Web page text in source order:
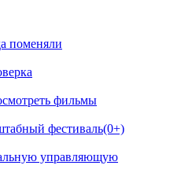
поменяли
фильмы
фестиваль(0+)
управляющую